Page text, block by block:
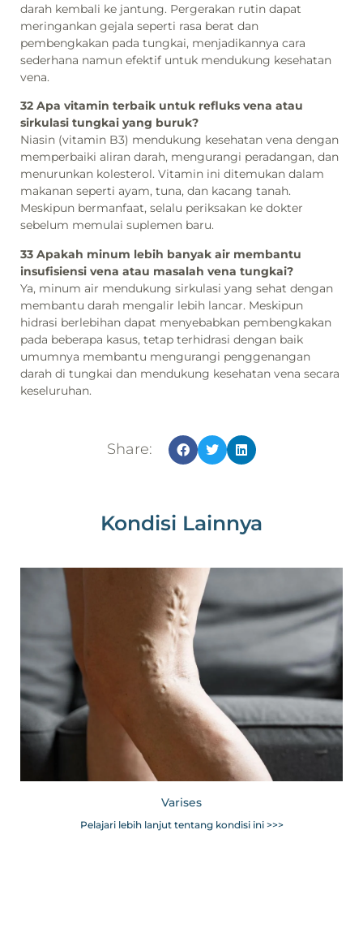
darah kembali ke jantung. Pergerakan rutin dapat
meringankan gejala seperti rasa berat dan
pembengkakan pada tungkai, menjadikannya cara
sederhana namun efektif untuk mendukung kesehatan
vena.
32 Apa vitamin terbaik untuk refluks vena atau
sirkulasi tungkai yang buruk?
Niasin (vitamin B3) mendukung kesehatan vena dengan
memperbaiki aliran darah, mengurangi peradangan, dan
menurunkan kolesterol. Vitamin ini ditemukan dalam
makanan seperti ayam, tuna, dan kacang tanah.
Meskipun bermanfaat, selalu periksakan ke dokter
sebelum memulai suplemen baru.
33 Apakah minum lebih banyak air membantu
insufisiensi vena atau masalah vena tungkai?
Ya, minum air mendukung sirkulasi yang sehat dengan
membantu darah mengalir lebih lancar. Meskipun
hidrasi berlebihan dapat menyebabkan pembengkakan
pada beberapa kasus, tetap terhidrasi dengan baik
umumnya membantu mengurangi penggenangan
darah di tungkai dan mendukung kesehatan vena secara
keseluruhan.
Share:
Kondisi Lainnya
Varises
Pelajari lebih lanjut tentang kondisi ini >>>